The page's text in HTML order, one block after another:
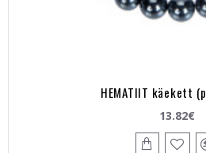
HEMATIIT käekett
13.82€